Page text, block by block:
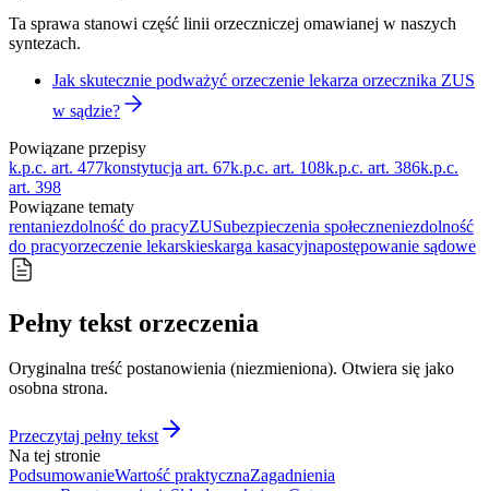
Ta sprawa stanowi część linii orzeczniczej omawianej w naszych
syntezach.
Jak skutecznie podważyć orzeczenie lekarza orzecznika ZUS
w sądzie?
Powiązane przepisy
k.p.c. art. 477konstytucja art. 67k.p.c. art. 108k.p.c. art. 386k.p.c.
art. 398
Powiązane tematy
rentaniezdolność do pracyZUSubezpieczenia społeczneniezdolność
do pracyorzeczenie lekarskieskarga kasacyjnapostępowanie sądowe
Pełny tekst orzeczenia
Oryginalna treść postanowienia (niezmieniona). Otwiera się jako
osobna strona.
Przeczytaj pełny tekst
Na tej stronie
PodsumowanieWartość praktycznaZagadnienia